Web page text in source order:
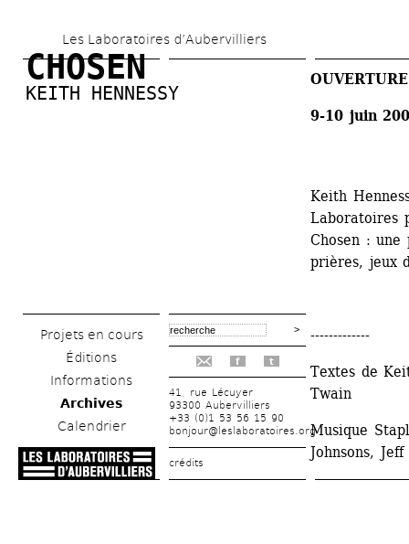
au
contenu
principal
Les Laboratoires d’Aubervilliers
CHOSEN
KEITH HENNESSY
Projets en cours
Éditions
Informations
Archives
Calendrier
f t
41, rue Lécuyer
93300 Aubervilliers
+33 (0)1 53 56 15 90
bonjour@leslaboratoires.org
crédits
9-10 juin
Keith
Laboratoires
Chosen : une
prières, jeux
-------------
Textes de
Twain
Musique
Johnsons,